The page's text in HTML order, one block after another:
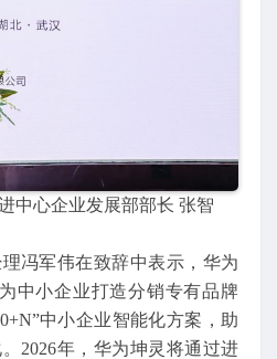
中心企业发展部部长 张智
冯军伟在致辞中表示，华为
中小企业打造分销专有品牌
中小企业智能化方案，助
2026年，华为坤灵将通过进